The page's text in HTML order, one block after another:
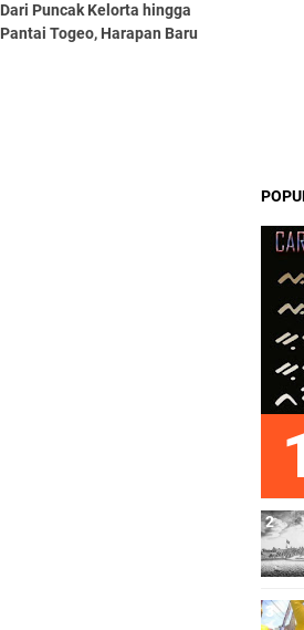
Dari Puncak Kelorta hingga
Pantai Togeo, Harapan Baru